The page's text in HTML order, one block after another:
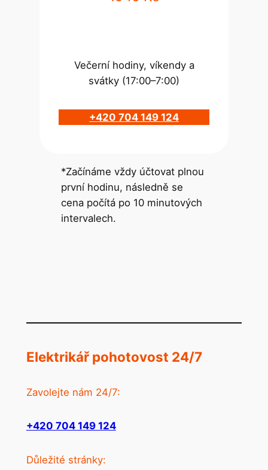
Večerní hodiny, víkendy a
svátky (17:00–7:00)
+420 704 149 124
*Začínáme vždy účtovat plnou
první hodinu, následně se
cena počítá po 10 minutových
intervalech.
Elektrikář pohotovost 24/7
Zavolejte nám 24/7:
+420 704 149 124
Důležité stránky: